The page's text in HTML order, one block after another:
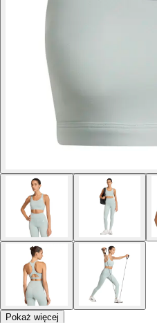
Pokaż więcej